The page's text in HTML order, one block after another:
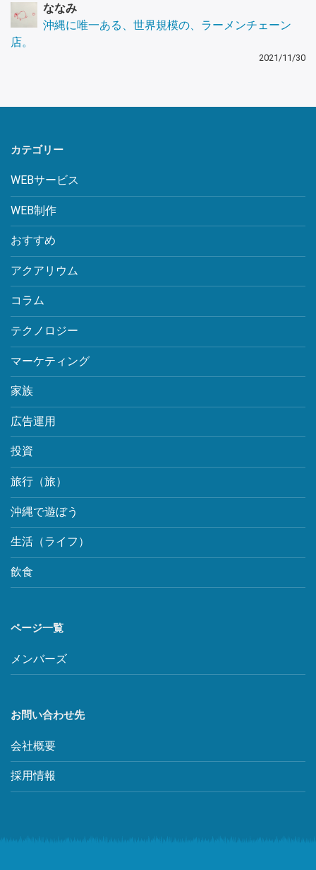
ななみ
沖縄に唯一ある、世界規模の、ラーメンチェーン
店。
2021/11/30
カテゴリー
WEBサービス
WEB制作
おすすめ
アクアリウム
コラム
テクノロジー
マーケティング
家族
広告運用
投資
旅行（旅）
沖縄で遊ぼう
生活（ライフ）
飲食
ページ一覧
メンバーズ
お問い合わせ先
会社概要
採用情報